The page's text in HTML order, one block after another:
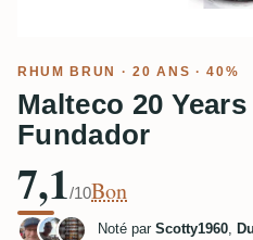
RHUM BRUN · 20 ANS · 40%
Malteco 20
Fundador
7,1/10Bon
Noté par Scotty1960,